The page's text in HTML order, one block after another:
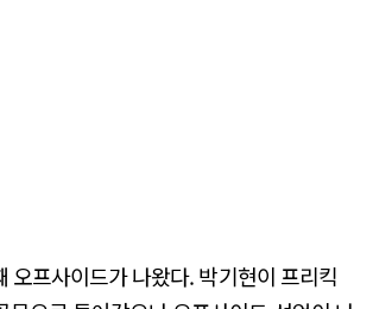
오프사이드가 나왔다. 박기현이 프리킥